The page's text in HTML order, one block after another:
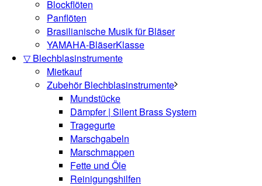
Blockflöten
Panflöten
Brasilianische Musik für Bläser
YAMAHA-BläserKlasse
▽ Blechblasinstrumente
Mietkauf
Zubehör Blechblasinstrumente
Mundstücke
Dämpfer | Silent Brass System
Tragegurte
Marschgabeln
Marschmappen
Fette und Öle
Reinigungshilfen